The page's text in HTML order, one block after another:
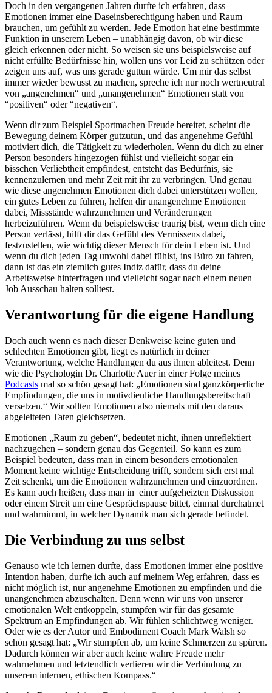
Doch in den vergangenen Jahren durfte ich erfahren, dass
Emotionen immer eine Daseinsberechtigung haben und Raum
brauchen, um gefühlt zu werden. Jede Emotion hat eine bestimmte
Funktion in unserem Leben – unabhängig davon, ob wir diese
gleich erkennen oder nicht. So weisen sie uns beispielsweise auf
nicht erfüllte Bedürfnisse hin, wollen uns vor Leid zu schützen oder
zeigen uns auf, was uns gerade guttun würde. Um mir das selbst
immer wieder bewusst zu machen, spreche ich nur noch wertneutral
von „angenehmen“ und „unangenehmen“ Emotionen statt von
“positiven“ oder “negativen“.
Wenn dir zum Beispiel Sportmachen Freude bereitet, scheint die
Bewegung deinem Körper gutzutun, und das angenehme Gefühl
motiviert dich, die Tätigkeit zu wiederholen. Wenn du dich zu einer
Person besonders hingezogen fühlst und vielleicht sogar ein
bisschen Verliebtheit empfindest, entsteht das Bedürfnis, sie
kennenzulernen und mehr Zeit mit ihr zu verbringen. Und genau
wie diese angenehmen Emotionen dich dabei unterstützen wollen,
ein gutes Leben zu führen, helfen dir unangenehme Emotionen
dabei, Missstände wahrzunehmen und Veränderungen
herbeizuführen. Wenn du beispielsweise traurig bist, wenn dich eine
Person verlässt, hilft dir das Gefühl des Vermissens dabei,
festzustellen, wie wichtig dieser Mensch für dein Leben ist. Und
wenn du dich jeden Tag unwohl dabei fühlst, ins Büro zu fahren,
dann ist das ein ziemlich gutes Indiz dafür, dass du deine
Arbeitsweise hinterfragen und vielleicht sogar nach einem neuen
Job Ausschau halten solltest.
Verantwortung für die eigene Handlung
Doch auch wenn es nach dieser Denkweise keine guten und
schlechten Emotionen gibt, liegt es natürlich in deiner
Verantwortung, welche Handlungen du aus ihnen ableitest. Denn
wie die Psychologin Dr. Charlotte Auer in einer Folge meines
Podcasts mal so schön gesagt hat: „Emotionen sind ganzkörperliche
Empfindungen, die uns in motivdienliche Handlungsbereitschaft
versetzen.“ Wir sollten Emotionen also niemals mit den daraus
abgeleiteten Taten gleichsetzen.
Emotionen „Raum zu geben“, bedeutet nicht, ihnen unreflektiert
nachzugehen – sondern genau das Gegenteil. So kann es zum
Beispiel bedeuten, dass man in einem besonders emotionalen
Moment keine wichtige Entscheidung trifft, sondern sich erst mal
Zeit schenkt, um die Emotionen wahrzunehmen und einzuordnen.
Es kann auch heißen, dass man in einer aufgeheizten Diskussion
oder einem Streit um eine Gesprächspause bittet, einmal durchatmet
und wahrnimmt, in welcher Dynamik man sich gerade befindet.
Die Verbindung zu uns selbst
Genauso wie ich lernen durfte, dass Emotionen immer eine positive
Intention haben, durfte ich auch auf meinem Weg erfahren, dass es
nicht möglich ist, nur angenehme Emotionen zu empfinden und die
unangenehmen abzuschalten. Denn wenn wir uns von unserer
emotionalen Welt entkoppeln, stumpfen wir für das gesamte
Spektrum an Empfindungen ab. Wir fühlen schlichtweg weniger.
Oder wie es der Autor und Embodiment Coach Mark Walsh so
schön gesagt hat: „Wir stumpfen ab, um keine Schmerzen zu spüren.
Dadurch können wir aber auch keine wahre Freude mehr
wahrnehmen und letztendlich verlieren wir die Verbindung zu
unserem internen, ethischen Kompass.“